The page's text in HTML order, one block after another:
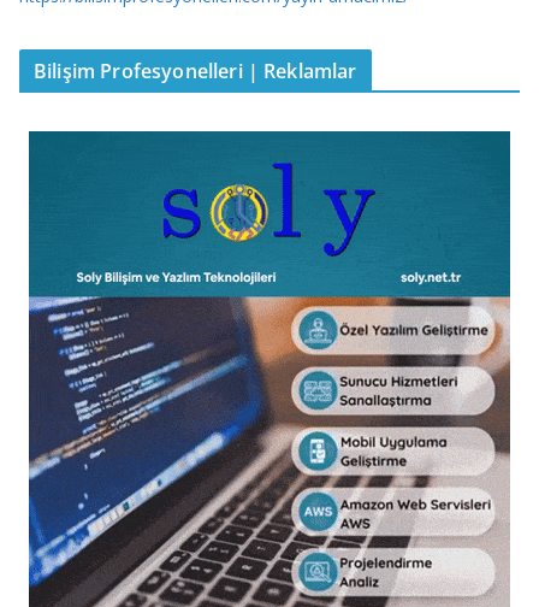
Bilişim Profesyonelleri | Reklamlar